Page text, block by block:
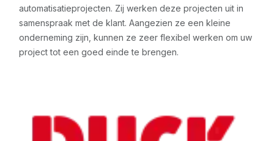
automatisatieprojecten. Zij werken deze projecten uit in
samenspraak met de klant. Aangezien ze een kleine
onderneming zijn, kunnen ze zeer flexibel werken om uw
project tot een goed einde te brengen.